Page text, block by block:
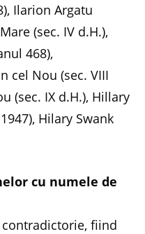
Ilarion Argatu
(sec. IV d.H.),
468),
cel Nou (sec. VIII
(sec. IX d.H.), Hillary
Hilary Swank
cu numele de
fiind